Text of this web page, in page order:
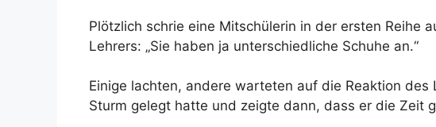
Plötzlich schrie eine Mitschülerin in der ersten Reihe
Lehrers: „Sie haben ja unterschiedliche Schuhe an.“
Einige lachten, andere warteten auf die Reaktion
Sturm gelegt hatte und zeigte dann, dass er die Zeit